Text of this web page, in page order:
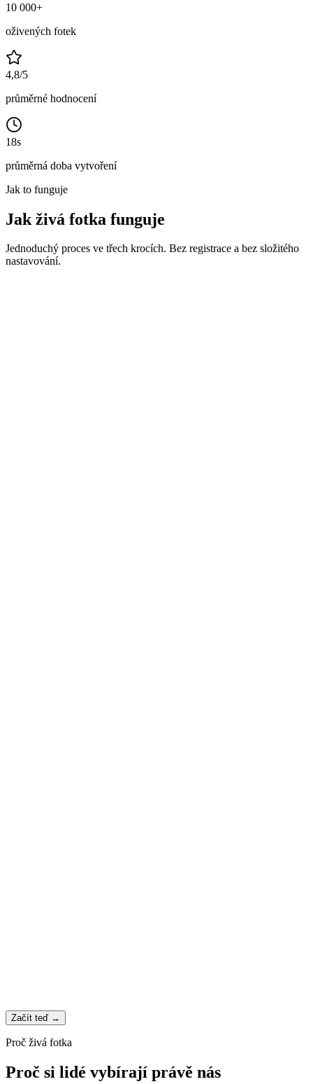
10 000+
oživených fotek
4,8/5
průměrné hodnocení
18s
průměrná doba vytvoření
Jak to funguje
Jak živá fotka funguje
Jednoduchý proces ve třech krocích. Bez registrace a bez složitého
nastavování.
Začít teď→
Proč živá fotka
Proč si lidé vybírají právě nás